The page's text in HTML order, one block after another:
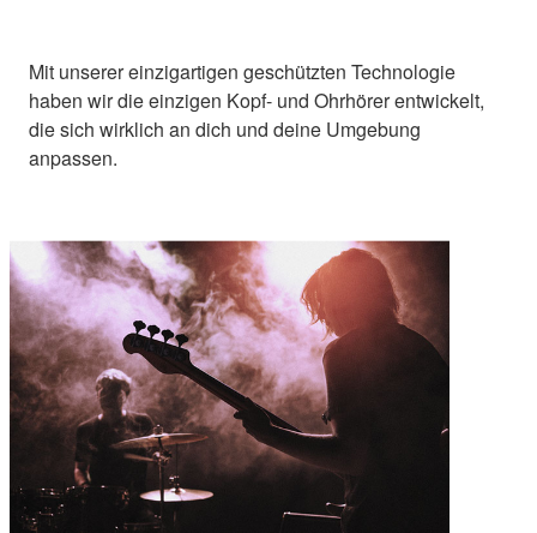
Mit unserer einzigartigen geschützten Technologie
haben wir die einzigen Kopf- und Ohrhörer entwickelt,
die sich wirklich an dich und deine Umgebung
anpassen.